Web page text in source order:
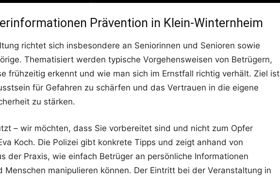
Prävention in Klein-Winternheim
richtet sich insbesondere an Seniorinnen und Senioren sowie
Thematisiert werden typische Vorgehensweisen von Betrügern,
frühzeitig erkennt und wie man sich im Ernstfall richtig verhält. Ziel ist
für Gefahren zu schärfen und das Vertrauen in die eigene
zu stärken.
– wir möchten, dass Sie vorbereitet sind und nicht zum Opfer
Koch. Die Polizei gibt konkrete Tipps und zeigt anhand von
der Praxis, wie einfach Betrüger an persönliche Informationen
Menschen manipulieren können. Der Eintritt bei der Veranstaltung in